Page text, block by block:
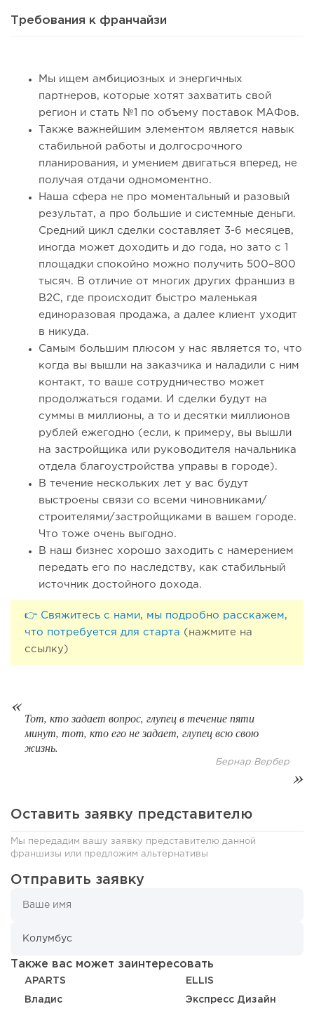
83
Франшиза кафе: рейтинг лучших франшиз общепита для
открытия заведения
98 0 0
Coffee Way приступил к масштабированию собственной
86
130
Отзыв SSL-сертификатов у банков: как это влияет на
Требования к франчайзи
Мы ищем амбициозных и энергичных
партнеров, которые хотят захватить свой
регион и стать №1 по объему поставок МАФов.
Также важнейшим элементом является навык
стабильной работы и долгосрочного
планирования, и умением двигаться вперед, не
получая отдачи одномоментно.
Наша сфера не про моментальный и разовый
результат, а про большие и системные деньги.
Средний цикл сделки составляет 3-6 месяцев,
иногда может доходить и до года, но зато с 1
площадки спокойно можно получить 500–800
тысяч. В отличие от многих других франшиз в
B2С, где происходит быстро маленькая
единоразовая продажа, а далее клиент уходит
в никуда.
Самым большим плюсом у нас является то, что
когда вы вышли на заказчика и наладили с ним
контакт, то ваше сотрудничество может
продолжаться годами. И сделки будут на
суммы в миллионы, а то и десятки миллионов
рублей ежегодно (если, к примеру, вы вышли
на застройщика или руководителя начальника
отдела благоустройства управы в городе).
В течение нескольких лет у вас будут
выстроены связи со всеми чиновниками/
строителями/застройщиками в вашем городе.
Что тоже очень выгодно.
В наш бизнес хорошо заходить с намерением
передать его по наследству, как стабильный
источник достойного дохода.
👉 Свяжитесь с нами, мы подробно расскажем,
что потребуется для старта (нажмите на
ссылку)
Тот, кто задает вопрос, глупец в течение пяти
минут, тот, кто его не задает, глупец всю свою
жизнь.
Бернар Вербер
Оставить заявку представителю
Мы передадим вашу заявку представителю данной
франшизы или предложим альтернативы
Отправить заявку
Также вас может заинтересовать
APARTS ELLIS
Владис Экспресс Дизайн